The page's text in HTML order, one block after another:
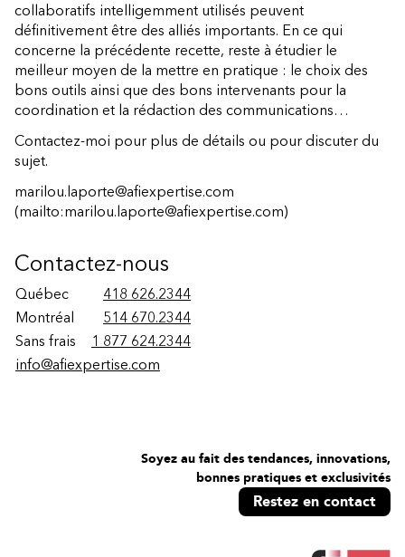
collaboratifs intelligemment utilisés peuvent
définitivement être des alliés importants. En ce qui
concerne la précédente recette, reste à étudier le
meilleur moyen de la mettre en pratique : le choix des
bons outils ainsi que des bons intervenants pour la
coordination et la rédaction des communications…
Contactez-moi pour plus de détails ou pour discuter du
sujet.
marilou.laporte@afiexpertise.com
(mailto:marilou.laporte@afiexpertise.com)
Contactez-nous
Québec
418 626.2344
Montréal
514 670.2344
Sans frais
1 877 624.2344
info@afiexpertise.com
Soyez au fait des tendances, innovations,
bonnes pratiques et exclusivités
Restez en contact